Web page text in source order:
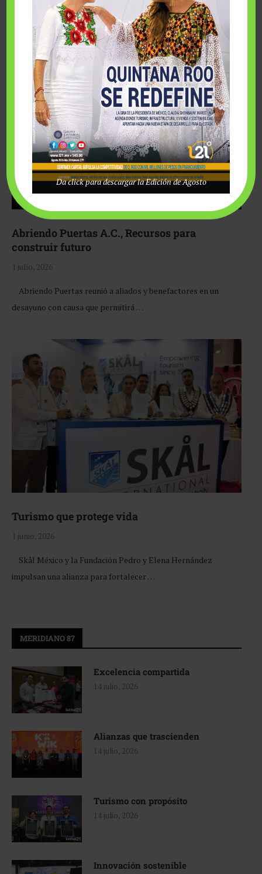
Fairmont Mayakoba y Make-A-Wish México unieron
esfuerzos para hacer realidad el deseo de una …
Abriendo Puertas A.C., Recursos para
construir futuro
1 julio, 2026
Abriendo Puertas reunió a aliados y benefactores en un
desayuno con causa que permitirá …
Turismo que protege vida
1 junio, 2026
Skål México y la Fundación Pedro y Elena Hernández
impulsan una alianza para fortalecer …
MERIDIANO 87
Excelencia compartida
14 julio, 2026
Alianzas que trascienden
14 julio, 2026
Turismo con propósito
14 julio, 2026
Innovación sostenible
Da click para descargar la Edición de Agosto